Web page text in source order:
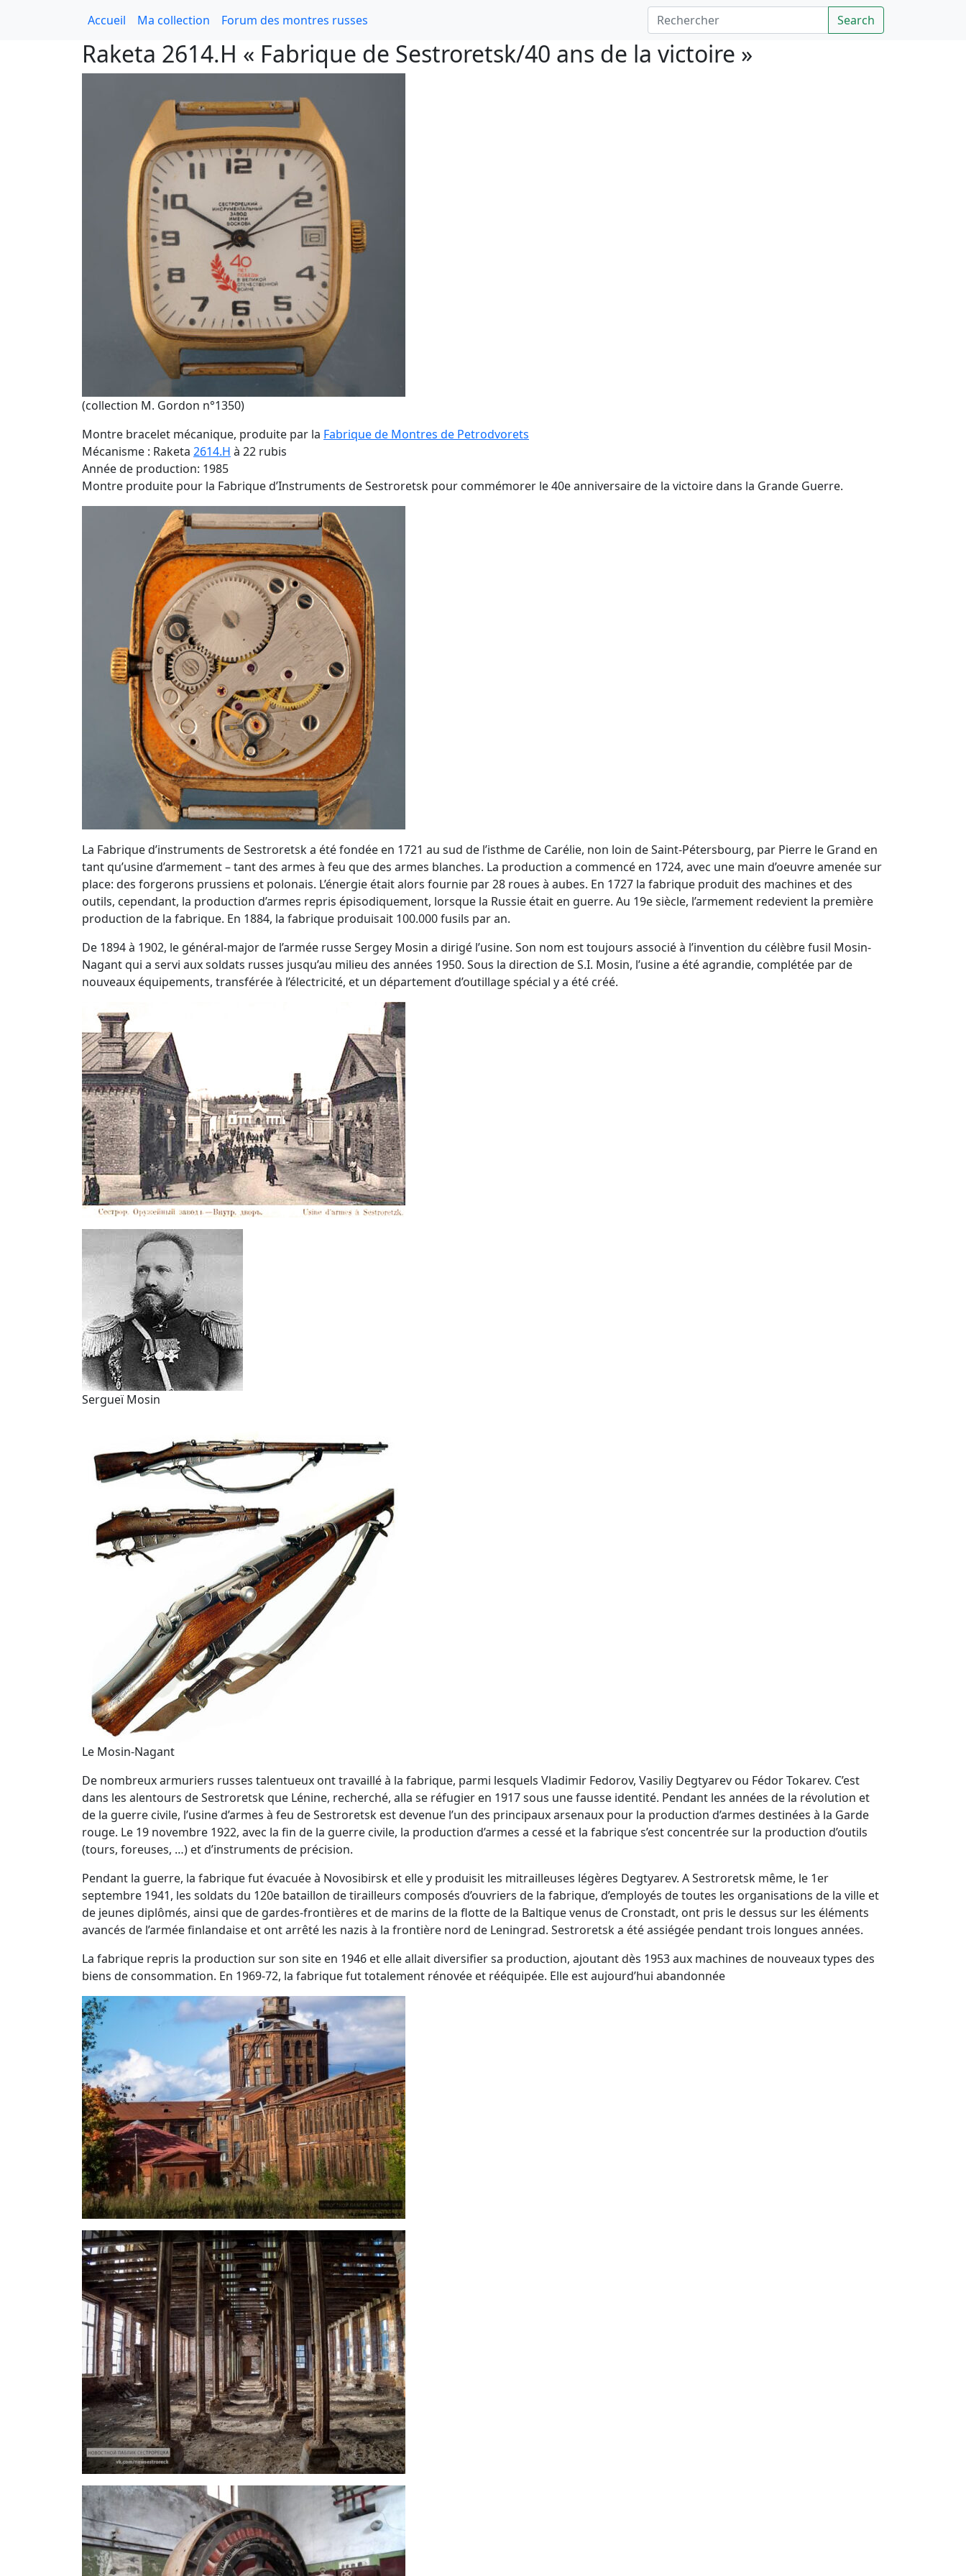
Accueil Ma collection Forum des montres russes Rechercher
Search
Raketa 2614.H « Fabrique de Sestroretsk/40 ans de la victoire »
(collection M. Gordon n°1350)
Montre bracelet mécanique, produite par la Fabrique de Montres de Petrodvorets
Mécanisme : Raketa 2614.H à 22 rubis
Année de production: 1985
Montre produite pour la Fabrique d’Instruments de Sestroretsk pour commémorer le 40e anniversaire de la victoire dans la Grande Guerre.
La Fabrique d’instruments de Sestroretsk a été fondée en 1721 au sud de l’isthme de Carélie, non loin de Saint-Pétersbourg, par Pierre le Grand en
tant qu’usine d’armement – tant des armes à feu que des armes blanches. La production a commencé en 1724, avec une main d’oeuvre amenée sur
place: des forgerons prussiens et polonais. L’énergie était alors fournie par 28 roues à aubes. En 1727 la fabrique produit des machines et des
outils, cependant, la production d’armes repris épisodiquement, lorsque la Russie était en guerre. Au 19e siècle, l’armement redevient la première
production de la fabrique. En 1884, la fabrique produisait 100.000 fusils par an.
De 1894 à 1902, le général-major de l’armée russe Sergey Mosin a dirigé l’usine. Son nom est toujours associé à l’invention du célèbre fusil Mosin-
Nagant qui a servi aux soldats russes jusqu’au milieu des années 1950. Sous la direction de S.I. Mosin, l’usine a été agrandie, complétée par de
nouveaux équipements, transférée à l’électricité, et un département d’outillage spécial y a été créé.
Sergueï Mosin
Le Mosin-Nagant
De nombreux armuriers russes talentueux ont travaillé à la fabrique, parmi lesquels Vladimir Fedorov, Vasiliy Degtyarev ou Fédor Tokarev. C’est
dans les alentours de Sestroretsk que Lénine, recherché, alla se réfugier en 1917 sous une fausse identité. Pendant les années de la révolution et
de la guerre civile, l’usine d’armes à feu de Sestroretsk est devenue l’un des principaux arsenaux pour la production d’armes destinées à la Garde
rouge. Le 19 novembre 1922, avec la fin de la guerre civile, la production d’armes a cessé et la fabrique s’est concentrée sur la production d’outils
(tours, foreuses, …) et d’instruments de précision.
Pendant la guerre, la fabrique fut évacuée à Novosibirsk et elle y produisit les mitrailleuses légères Degtyarev. A Sestroretsk même, le 1er
septembre 1941, les soldats du 120e bataillon de tirailleurs composés d’ouvriers de la fabrique, d’employés de toutes les organisations de la ville et
de jeunes diplômés, ainsi que de gardes-frontières et de marins de la flotte de la Baltique venus de Cronstadt, ont pris le dessus sur les éléments
avancés de l’armée finlandaise et ont arrêté les nazis à la frontière nord de Leningrad. Sestroretsk a été assiégée pendant trois longues années.
La fabrique repris la production sur son site en 1946 et elle allait diversifier sa production, ajoutant dès 1953 aux machines de nouveaux types des
biens de consommation. En 1969-72, la fabrique fut totalement rénovée et rééquipée. Elle est aujourd’hui abandonnée